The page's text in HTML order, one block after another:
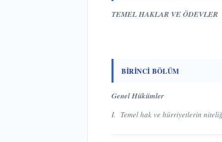
TEMEL HAKLAR VE ÖDEVLER
BİRİNCİ BÖLÜM
Genel Hükümler
I. Temel hak ve hürriyetlerin